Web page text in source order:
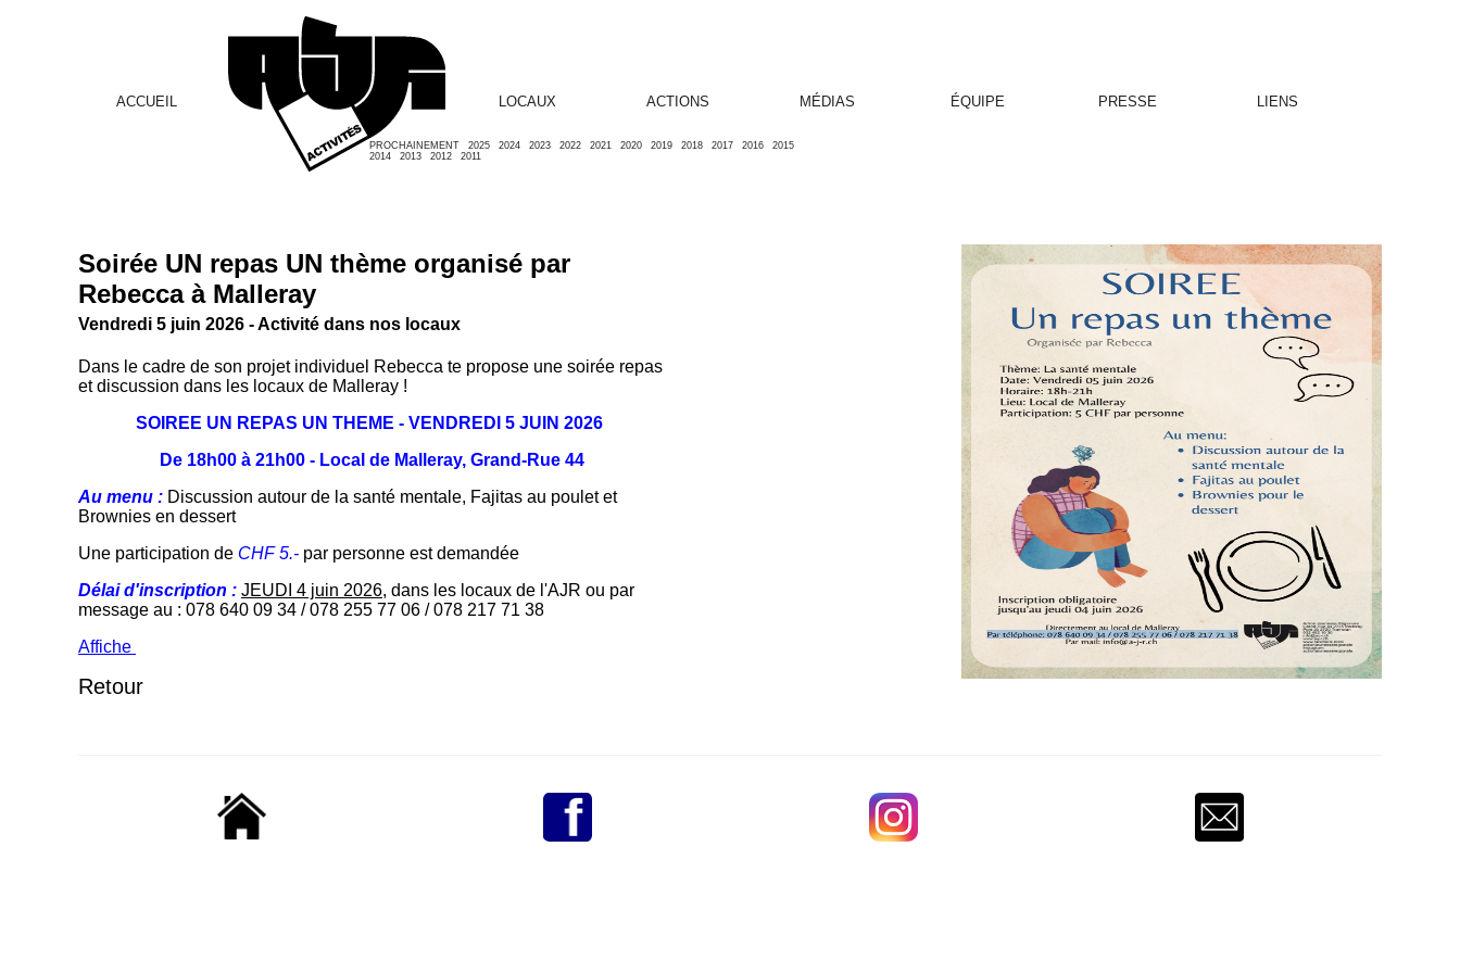
ACCUEIL
PROCHAINEMENT 2025 2024 2023 2022 2021 2020 2019 2018 2017 2016
2015
2014
2013 2012 2011
LOCAUX ACTIONS MÉDIAS ÉQUIPE PRESSE LIENS
Soirée UN repas UN thème organisé par
Rebecca à Malleray
Vendredi 5 juin 2026 - Activité dans nos locaux
Dans le cadre de son projet individuel Rebecca te propose une soirée repas
et discussion dans les locaux de Malleray !
SOIREE UN REPAS UN THEME - VENDREDI 5 JUIN 2026
De 18h00 à 21h00 - Local de Malleray, Grand-Rue 44
Au menu : Discussion autour de la santé mentale, Fajitas au poulet et
Brownies en dessert
Une participation de CHF 5.- par personne est demandée
Délai d'inscription : JEUDI 4 juin 2026, dans les locaux de l'AJR ou par
message au : 078 640 09 34 / 078 255 77 06 / 078 217 71 38
Affiche
Retour